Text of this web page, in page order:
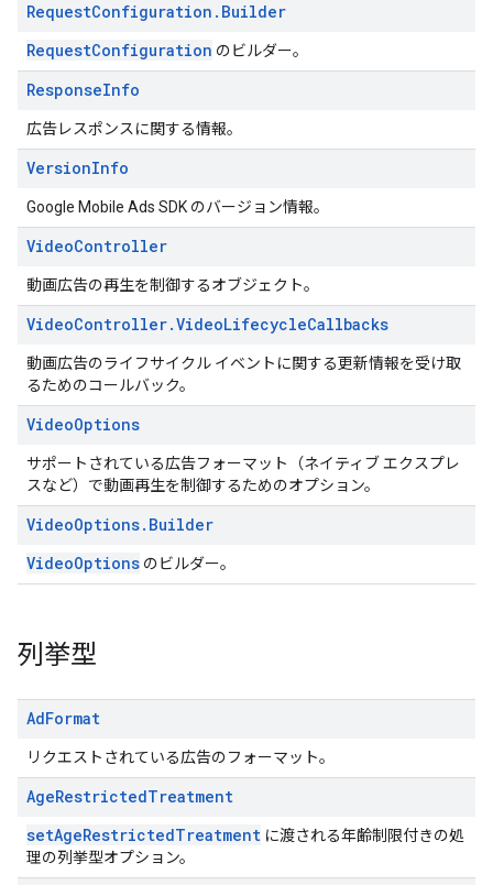
RequestConfiguration . Builder
RequestConfiguration のビルダー。
ResponseInfo
広告レスポンスに関する情報。
VersionInfo
Google Mobile Ads SDK のバージョン情報。
VideoController
動画広告の再生を制御するオブジェクト。
VideoController.VideoLifecycleCallbacks
動画広告のライフサイクル イベントに関する更新情報を受け取
るためのコールバック。
VideoOptions
サポートされている広告フォーマット（ネイティブ エクスプレ
スなど）で動画再生を制御するためのオプション。
VideoOptions. Builder
VideoOptions のビルダー。
列挙型
AdFormat
リクエストされている広告のフォーマット。
AgeRestrictedTreatment
setAgeRestrictedTreatment に渡される年齢制限付きの処
理の列挙型オプション。